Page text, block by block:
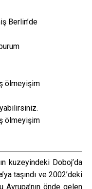
Berlin’de
ölmeyişim
ölmeyişim
kuzeyindeki Doboj’da
taşındı ve 2002’deki
Avrupa’nın önde gelen